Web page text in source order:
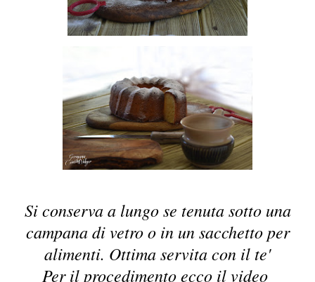
Si conserva a lungo se tenuta sotto una
campana di vetro o in un sacchetto per
alimenti. Ottima servita con il te'
Per il procedimento ecco il video